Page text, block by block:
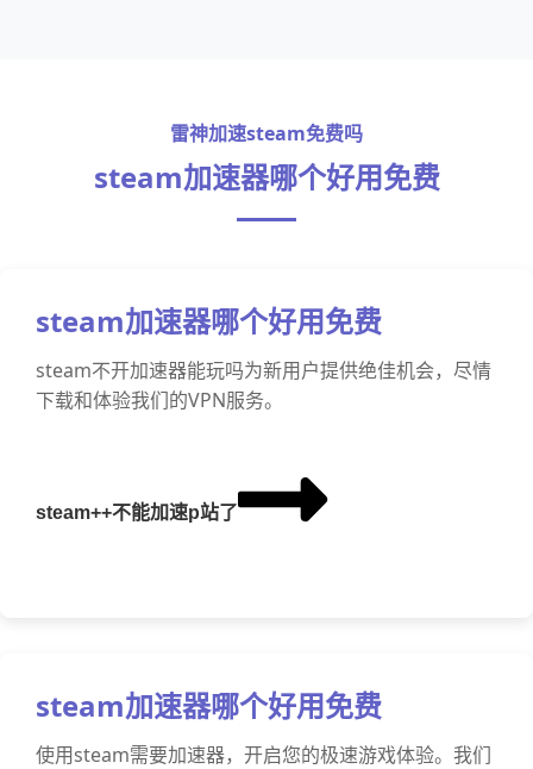
雷神加速steam免费吗
steam加速器哪个好用免费
steam加速器哪个好用免费
steam不开加速器能玩吗为新用户提供绝佳机会，尽情
下载和体验我们的VPN服务。
steam++不能加速p站了
steam加速器哪个好用免费
使用steam需要加速器，开启您的极速游戏体验。我们